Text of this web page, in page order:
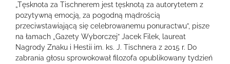
„Tęsknota za Tischnerem jest tęsknotą za autorytetem z
pozytywną emocją, za pogodną mądrością
przeciwstawiającą się celebrowanemu ponuractwu”, pisze
na łamach „Gazety Wyborczej” Jacek Filek, laureat
Nagrody Znaku i Hestii im. ks. J. Tischnera z 2015 r. Do
zabrania głosu sprowokował filozofa opublikowany tydzień